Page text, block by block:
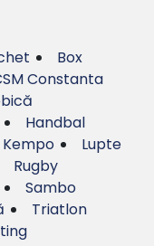
Box
Constanta
Handbal
Kempo
Lupte
Rugby
Sambo
Triatlon